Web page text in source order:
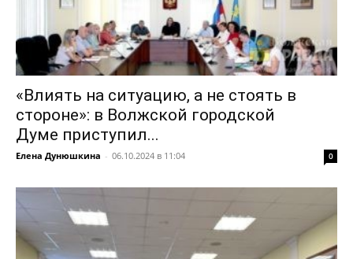
«Влиять на ситуацию, а не стоять в
стороне»: в Волжской городской
Думе приступил...
Елена Дунюшкина - 06.10.2024 в 11:04 0